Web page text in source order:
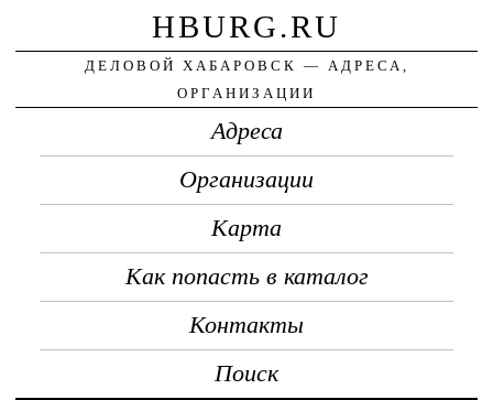
HBURG.RU
ДЕЛОВОЙ ХАБАРОВСК — АДРЕСА,
ОРГАНИЗАЦИИ
Адреса
Организации
Карта
Как попасть в каталог
Контакты
Поиск